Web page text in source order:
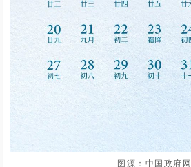
图源：中国政府网